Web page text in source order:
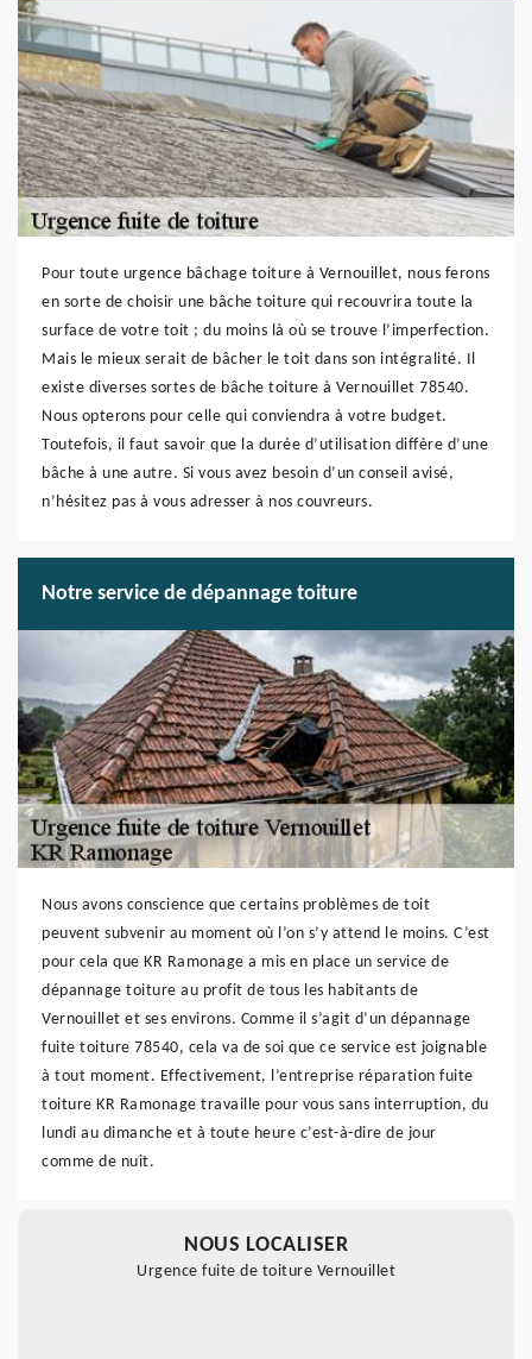
Pour toute urgence bâchage toiture à Vernouillet, nous ferons
en sorte de choisir une bâche toiture qui recouvrira toute la
surface de votre toit ; du moins là où se trouve l’imperfection.
Mais le mieux serait de bâcher le toit dans son intégralité. Il
existe diverses sortes de bâche toiture à Vernouillet 78540.
Nous opterons pour celle qui conviendra à votre budget.
Toutefois, il faut savoir que la durée d’utilisation diffère d’une
bâche à une autre. Si vous avez besoin d’un conseil avisé,
n’hésitez pas à vous adresser à nos couvreurs.
Notre service de dépannage toiture
Nous avons conscience que certains problèmes de toit
peuvent subvenir au moment où l’on s’y attend le moins. C’est
pour cela que KR Ramonage a mis en place un service de
dépannage toiture au profit de tous les habitants de
Vernouillet et ses environs. Comme il s’agit d’un dépannage
fuite toiture 78540, cela va de soi que ce service est joignable
à tout moment. Effectivement, l’entreprise réparation fuite
toiture KR Ramonage travaille pour vous sans interruption, du
lundi au dimanche et à toute heure c’est-à-dire de jour
comme de nuit.
NOUS LOCALISER
Urgence fuite de toiture Vernouillet